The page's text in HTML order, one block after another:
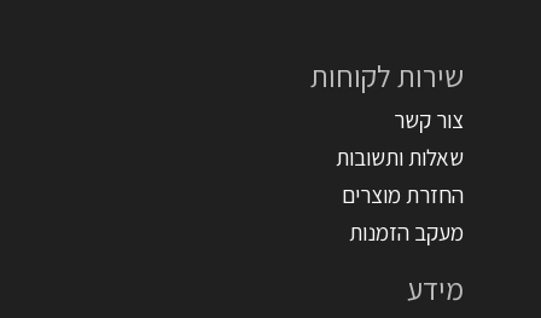
שירות לקוחות
צור קשר
שאלות ותשובות
החזרת מוצרים
מעקב הזמנות
מידע